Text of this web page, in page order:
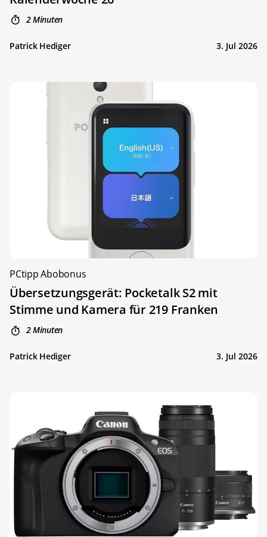
2 Minuten
Patrick Hediger 3. Jul 2026
PCtipp Abobonus
Übersetzungsgerät: Pocketalk S2 mit
Stimme und Kamera für 219 Franken
2 Minuten
Patrick Hediger 3. Jul 2026